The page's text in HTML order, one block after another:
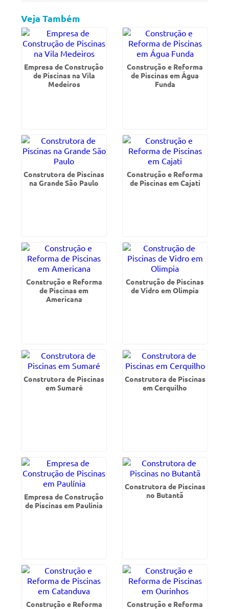
Veja Também
Empresa de Construção
de Piscinas na Vila
Medeiros
Construção e Reforma
de Piscinas em Água
Funda
Construtora de Piscinas
na Grande São Paulo
Construção e Reforma
de Piscinas em Cajati
Construção e Reforma
de Piscinas em
Americana
Construção de Piscinas
de Vidro em Olimpia
Construtora de Piscinas
em Sumaré
Construtora de Piscinas
em Cerquilho
Empresa de Construção
de Piscinas em Paulínia
Construtora de Piscinas
no Butantã
Construção e Reforma
Construção e Reforma